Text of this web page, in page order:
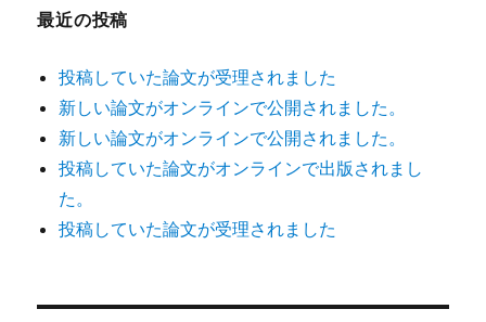
最近の投稿
投稿していた論文が受理されました
新しい論文がオンラインで公開されました。
新しい論文がオンラインで公開されました。
投稿していた論文がオンラインで出版されまし
た。
投稿していた論文が受理されました